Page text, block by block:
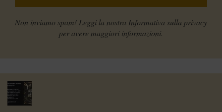
Non inviamo spam! Leggi la nostra Informativa sulla privacy
per avere maggiori informazioni.